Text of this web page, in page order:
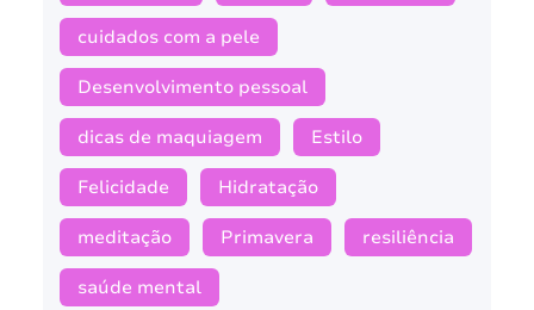
cuidados com a pele
Desenvolvimento pessoal
dicas de maquiagem Estilo
Felicidade Hidratação
meditação Primavera resiliência
saúde mental